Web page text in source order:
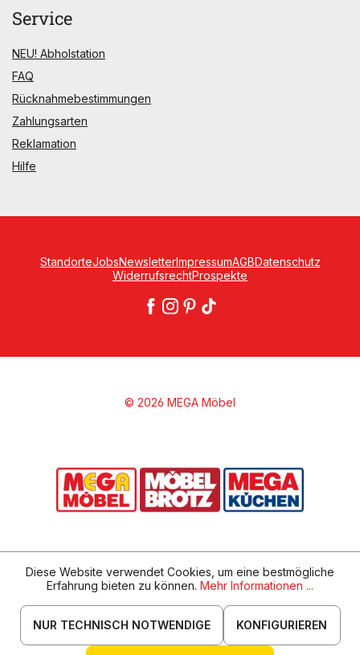
Service
NEU! Abholstation
FAQ
Rücknahmebestimmungen
Zahlungsarten
Reklamation
Hilfe
StandorteJobsNewsletterImpressumAGBDatenschutz
WiderrufsrechtProspekte
© 2026 MEGA Möbel
Diese Website verwendet Cookies, um eine bestmögliche
Erfahrung bieten zu können. Mehr Informationen ...
NUR TECHNISCH NOTWENDIGE KONFIGURIEREN